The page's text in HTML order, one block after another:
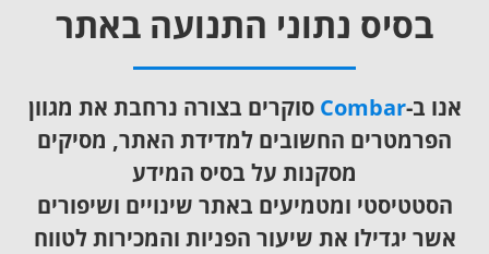
בסיס נתוני התנועה באתר
אנו ב-Combar סוקרים בצורה נרחבת את מגוון
הפרמטרים החשובים למדידת האתר, מסיקים
מסקנות על בסיס המידע
הסטטיסטי ומטמיעים באתר שינויים ושיפורים
אשר יגדילו את שיעור הפניות והמכירות לטווח